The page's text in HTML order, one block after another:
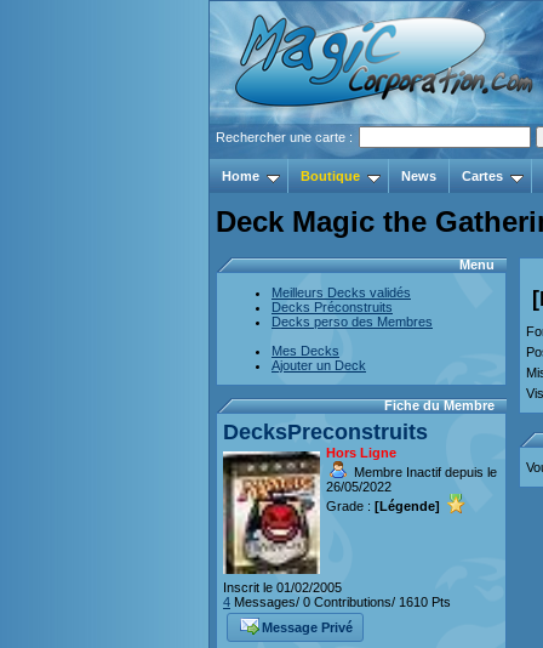
Rechercher une carte :
Home Boutique News Cartes
Deck Magic the
Menu
Meilleurs Decks validés
Decks Préconstruits
Decks perso des Membres
Mes Decks
Ajouter un Deck
Fiche du Membre
DecksPreconstruits
Hors Ligne
Membre Inactif depuis le
26/05/2022
Grade : [Légende]
Inscrit le 01/02/2005
4 Messages/ 0 Contributions/ 1610 Pts
Message Privé